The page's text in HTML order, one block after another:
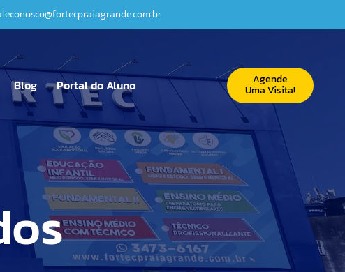
Educação Infantil
Fundamental I
Fundamental II
Ensino Médio
Blog Portal do Aluno Agende
Uma Visita!